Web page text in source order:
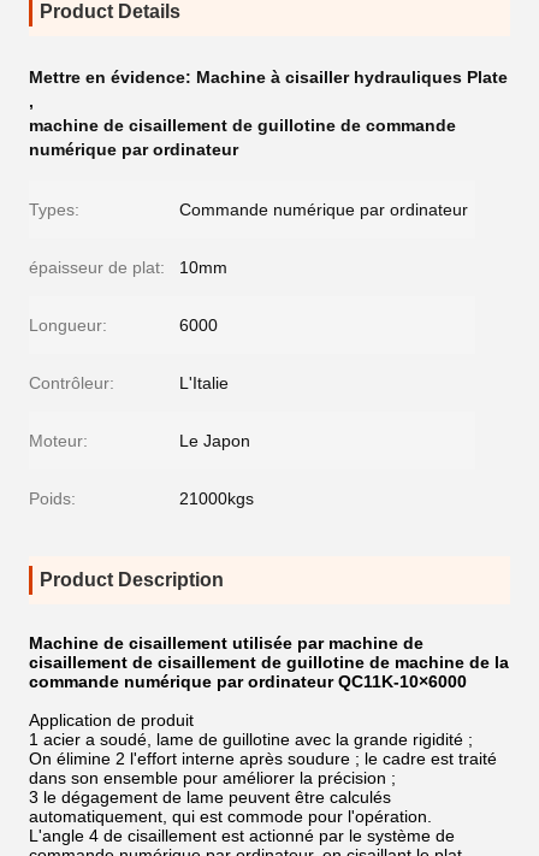
Product Details
Mettre en évidence: Machine à cisailler hydrauliques Plate
,
machine de cisaillement de guillotine de commande
numérique par ordinateur
Types: Commande numérique par ordinateur
épaisseur de plat: 10mm
Longueur: 6000
Contrôleur: L'Italie
Moteur: Le Japon
Poids: 21000kgs
Product Description
Machine de cisaillement utilisée par machine de
cisaillement de cisaillement de guillotine de machine de la
commande numérique par ordinateur QC11K-10×6000
Application de produit
1 acier a soudé, lame de guillotine avec la grande rigidité ;
On élimine 2 l'effort interne après soudure ; le cadre est traité
dans son ensemble pour améliorer la précision ;
3 le dégagement de lame peuvent être calculés
automatiquement, qui est commode pour l'opération.
L'angle 4 de cisaillement est actionné par le système de